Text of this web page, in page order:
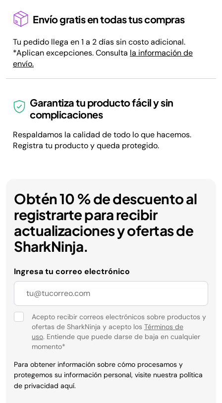
Envío gratis en todas tus compras
Tu pedido llega en 1 a 2 días sin costo adicional.
*Aplican excepciones. Consulta la información de
envío.
Garantiza tu producto fácil y sin
complicaciones
Respaldamos la calidad de todo lo que hacemos.
Registra tu producto y queda protegido.
Obtén 10 % de descuento al
registrarte para recibir
actualizaciones y ofertas de
SharkNinja.
Ingresa tu correo electrónico
Acepto recibir correos electrónicos sobre productos y
ofertas de SharkNinja y acepto los Términos de
uso. Entiende que puede darse de baja en cualquier
momento*
Para obtener información sobre cómo procesamos y
protegemos su información personal, visite nuestra política
de privacidad aquí.